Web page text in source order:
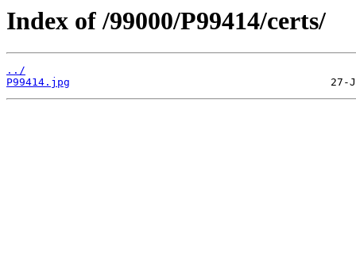
Index of /99000/P99414/certs/
../
P99414.jpg